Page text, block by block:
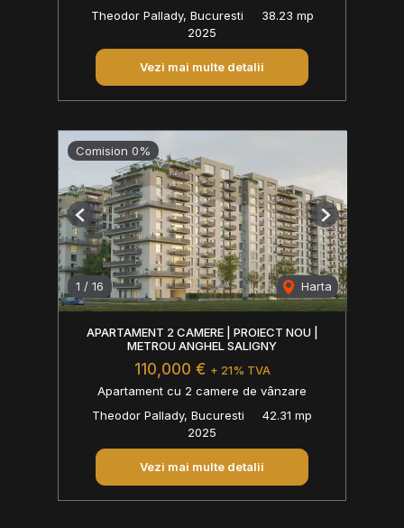
Theodor Pallady, Bucuresti
38.23 mp
2025
Vezi mai multe detalii
Comision 0%
1 / 16 Harta
Previous Next
APARTAMENT 2 CAMERE | PROIECT NOU |
METROU ANGHEL SALIGNY
110,000 € + 21% TVA
Apartament cu 2 camere de vânzare
Theodor Pallady, Bucuresti
42.31 mp
2025
Vezi mai multe detalii